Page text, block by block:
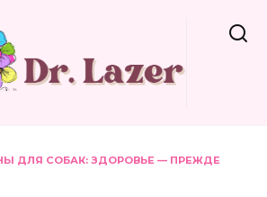
ДЛЯ СОБАК: ЗДОРОВЬЕ — ПРЕЖДЕ